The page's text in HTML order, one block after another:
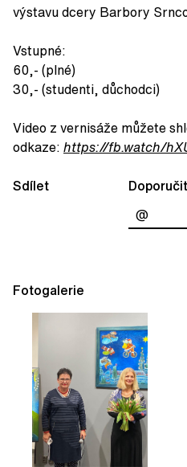
výstavu dcery Barbory
Vstupné:
60,- (plné)
30,- (studenti, důchodci)
Video z vernisáže můžete
odkaze: https://fb.watch/
Sdílet
Fotogalerie